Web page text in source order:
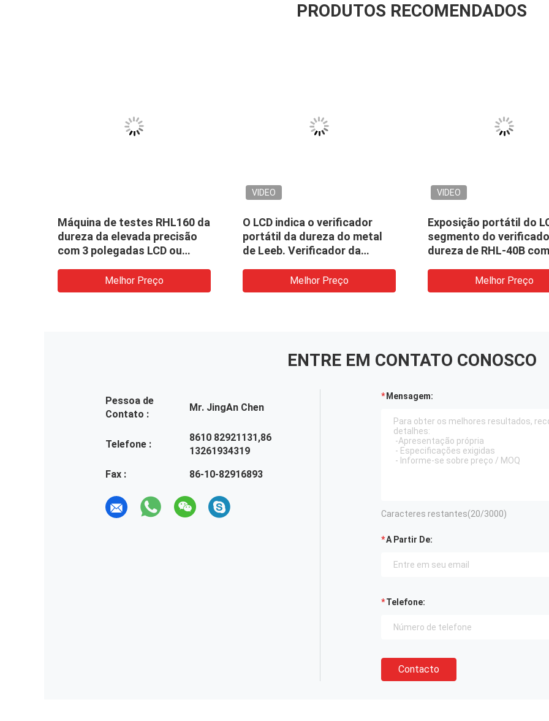
PRODUTOS RECOMENDADOS
Máquina de testes RHL160 da
dureza da elevada precisão
com 3 polegadas LCD ou
Melhor Preço
VIDEO
O LCD indica o verificador
portátil da dureza do metal
de Leeb. Verificador da
metal portátilMelhor Preço
VIDEO
Exposição portátil do
segmento do
dureza de RHL-40B com
Melhor Preço
ENTRE EM CONTATO CONOSCO
Pessoa de
Contato :
Mr. JingAn Chen
Telefone :
8610 82921131,86
13261934319
Fax :
86-10-82916893
Mensagem:
Caracteres restantes(20/3000)
A Partir De:
Telefone:
Contacto